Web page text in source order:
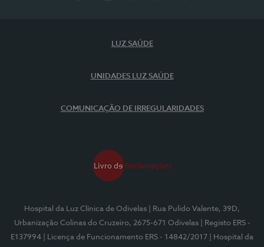
LUZ SAÚDE
UNIDADES LUZ SAÚDE
COMUNICAÇÃO DE IRREGULARIDADES
Hospital da Luz Clínica de Odivelas
| Rua Pulido Valente, 39D,
Urbanização Colinas do Cruzeiro, 2675-671 Odivelas
| Registo ERS -
E137994
| Licença de Funcionamento ERS - 14842/2017
| Hospital da